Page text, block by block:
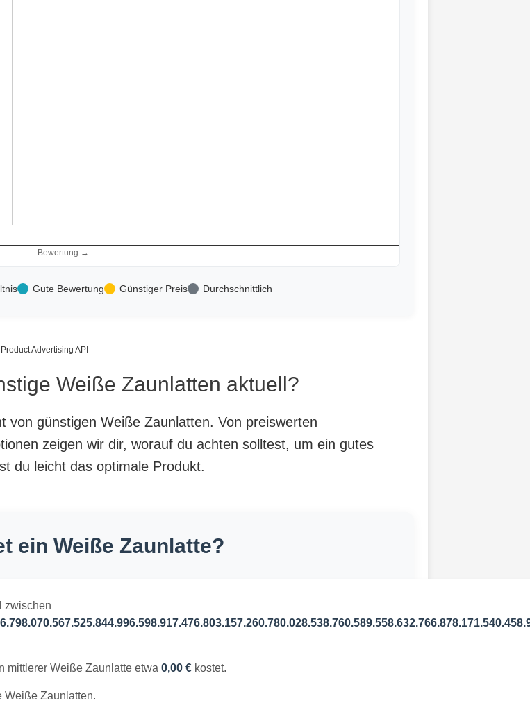
Bewertung →
Gute Bewertung Günstiger Preis Durchschnittlich
Advertising API
Weiße Zaunlatten aktuell?
von günstigen Weiße Zaunlatten. Von preiswerten
zeigen wir dir, worauf du achten solltest, um ein gutes
du leicht das optimale Produkt.
ein Weiße Zaunlatte?
zwischen
mittlerer Weiße Zaunlatte etwa 0,00 € kostet.
Weiße Zaunlatten.